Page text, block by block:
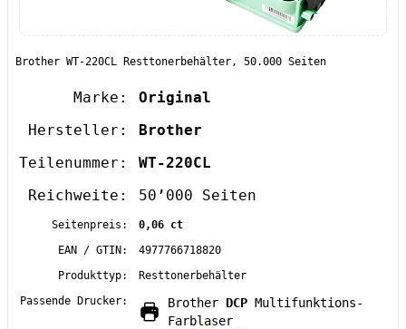
Brother WT-220CL Resttonerbehälter, 50.000 Seiten
Marke:
Original
Hersteller:
Brother
Teilenummer:
WT-220CL
Reichweite:
50’000 Seiten
Seitenpreis:
0,06 ct
EAN / GTIN:
4977766718820
Produkttyp:
Resttonerbehälter
Passende Drucker:
Brother DCP Multifunktions-
Farblaser